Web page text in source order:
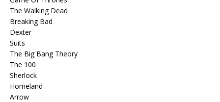
The Walking Dead
Breaking Bad
Dexter
Suits
The Big Bang Theory
The 100
Sherlock
Homeland
Arrow